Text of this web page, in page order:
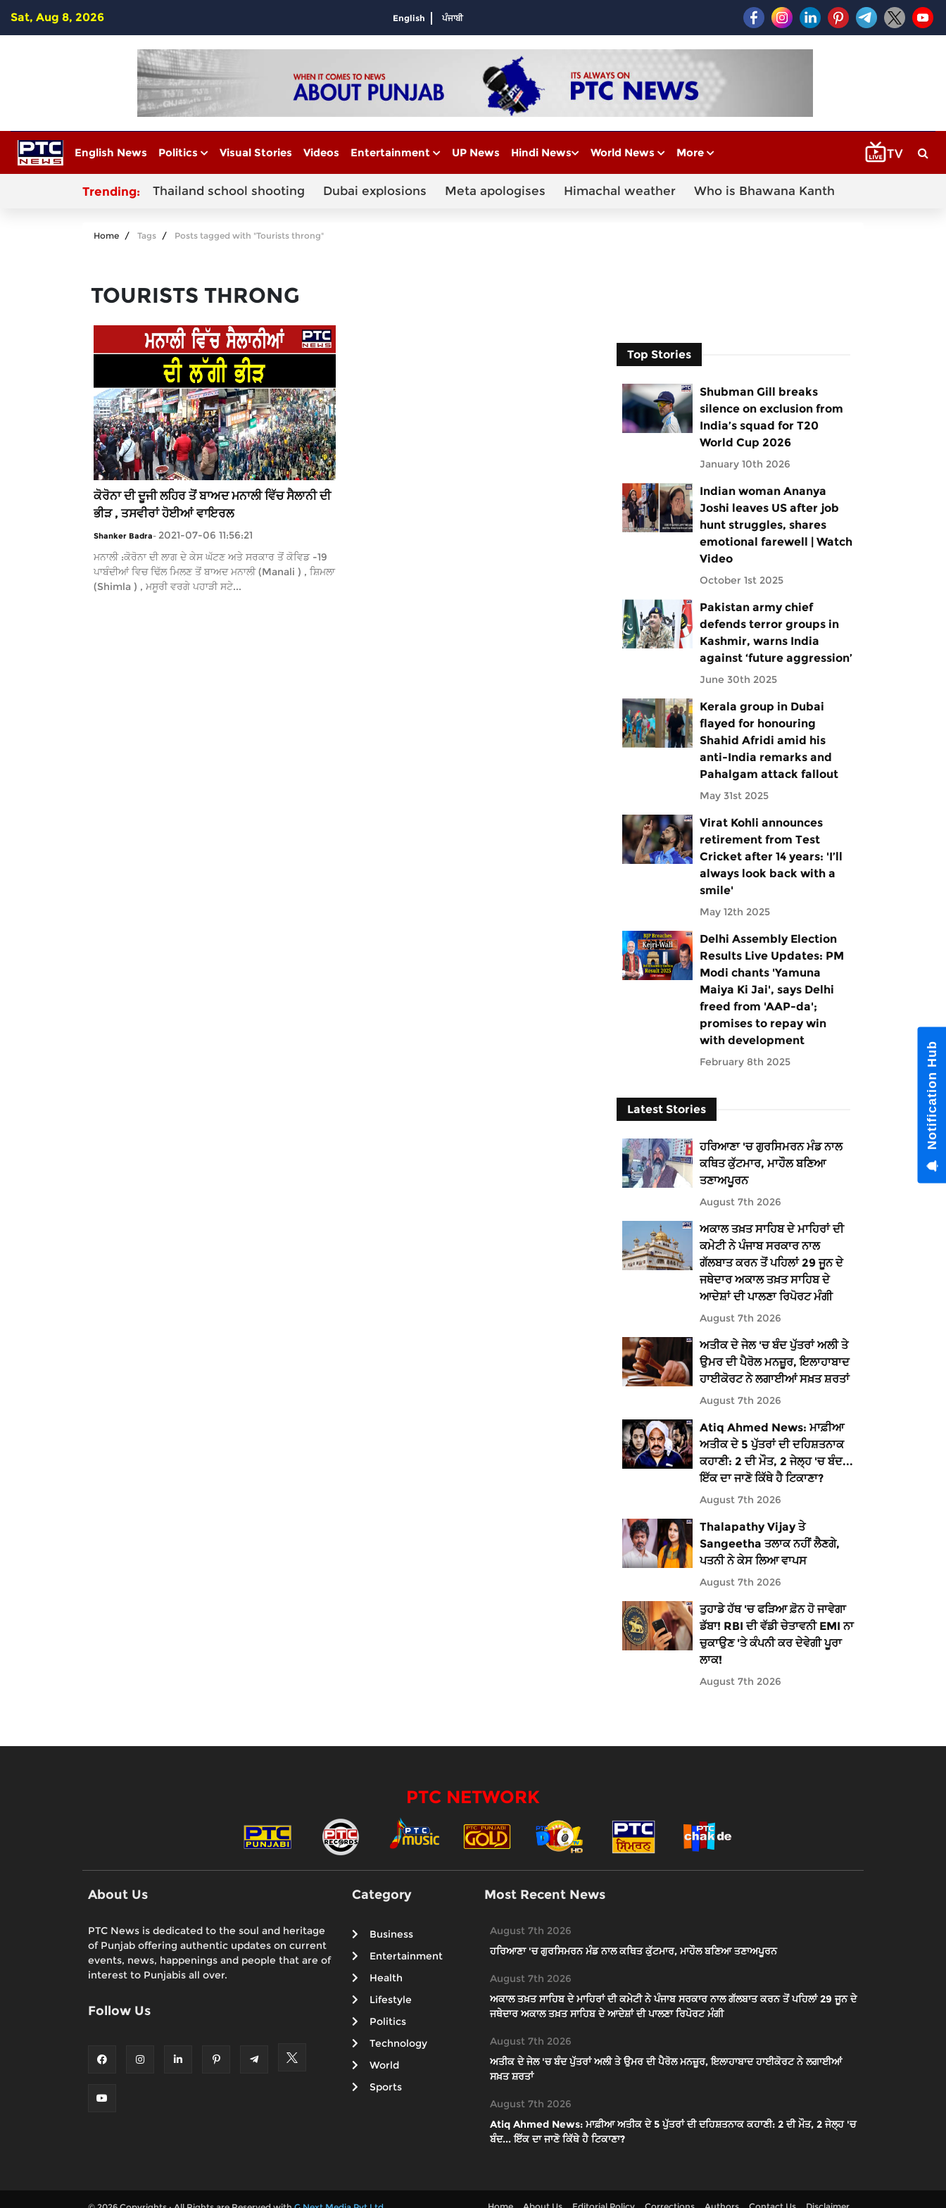
Sat, Aug 8, 2026 English ਪੰਜਾਬੀ
English News Politics Visual Stories Videos Entertainment UP News Hindi News World News More
Trending: Thailand school shooting Dubai explosions Meta apologises Himachal weather Who is Bhawana Kanth
Home Tags Posts tagged with "Tourists throng"
TOURISTS THRONG
ਕੋਰੋਨਾ ਦੀ ਦੂਜੀ ਲਹਿਰ ਤੋਂ ਬਾਅਦ ਮਨਾਲੀ ਵਿੱਚ ਸੈਲਾਨੀ ਦੀ
ਭੀੜ , ਤਸਵੀਰਾਂ ਹੋਈਆਂ ਵਾਇਰਲ
Shanker Badra- 2021-07-06 11:56:21
ਮਨਾਲੀ :ਕੋਰੋਨਾ ਦੀ ਲਾਗ ਦੇ ਕੇਸ ਘੱਟਣ ਅਤੇ ਸਰਕਾਰ ਤੋਂ ਕੋਵਿਡ -19
ਪਾਬੰਦੀਆਂ ਵਿਚ ਢਿੱਲ ਮਿਲਣ ਤੋਂ ਬਾਅਦ ਮਨਾਲੀ (Manali ) , ਸ਼ਿਮਲਾ
(Shimla ) , ਮਸੂਰੀ ਵਰਗੇ ਪਹਾੜੀ ਸਟੇ...
Top Stories
Shubman Gill breaks
silence on exclusion from
India’s squad for T20
World Cup 2026
January 10th 2026
Indian woman Ananya
Joshi leaves US after job
hunt struggles, shares
emotional farewell | Watch
Video
October 1st 2025
Pakistan army chief
defends terror groups in
Kashmir, warns India
against ‘future aggression’
June 30th 2025
Kerala group in Dubai
flayed for honouring
Shahid Afridi amid his
anti-India remarks and
Pahalgam attack fallout
May 31st 2025
Virat Kohli announces
retirement from Test
Cricket after 14 years: 'I’ll
always look back with a
smile'
May 12th 2025
Delhi Assembly Election
Results Live Updates: PM
Modi chants 'Yamuna
Maiya Ki Jai', says Delhi
freed from 'AAP-da';
promises to repay win
with development
February 8th 2025
Latest Stories
ਹਰਿਆਣਾ 'ਚ ਗੁਰਸਿਮਰਨ ਮੰਡ ਨਾਲ
ਕਥਿਤ ਕੁੱਟਮਾਰ, ਮਾਹੌਲ ਬਣਿਆ
ਤਣਾਅਪੂਰਨ
August 7th 2026
ਅਕਾਲ ਤਖ਼ਤ ਸਾਹਿਬ ਦੇ ਮਾਹਿਰਾਂ ਦੀ
ਕਮੇਟੀ ਨੇ ਪੰਜਾਬ ਸਰਕਾਰ ਨਾਲ
ਗੱਲਬਾਤ ਕਰਨ ਤੋਂ ਪਹਿਲਾਂ 29 ਜੂਨ ਦੇ
ਜਥੇਦਾਰ ਅਕਾਲ ਤਖ਼ਤ ਸਾਹਿਬ ਦੇ
ਆਦੇਸ਼ਾਂ ਦੀ ਪਾਲਣਾ ਰਿਪੋਰਟ ਮੰਗੀ
August 7th 2026
ਅਤੀਕ ਦੇ ਜੇਲ 'ਚ ਬੰਦ ਪੁੱਤਰਾਂ ਅਲੀ ਤੇ
ਉਮਰ ਦੀ ਪੈਰੋਲ ਮਨਜ਼ੂਰ, ਇਲਾਹਾਬਾਦ
ਹਾਈਕੋਰਟ ਨੇ ਲਗਾਈਆਂ ਸਖ਼ਤ ਸ਼ਰਤਾਂ
August 7th 2026
Atiq Ahmed News: ਮਾਫ਼ੀਆ
ਅਤੀਕ ਦੇ 5 ਪੁੱਤਰਾਂ ਦੀ ਦਹਿਸ਼ਤਨਾਕ
ਕਹਾਣੀ: 2 ਦੀ ਮੌਤ, 2 ਜੇਲ੍ਹ 'ਚ ਬੰਦ...
ਇੱਕ ਦਾ ਜਾਣੋ ਕਿੱਥੇ ਹੈ ਟਿਕਾਣਾ?
August 7th 2026
Thalapathy Vijay ਤੇ
Sangeetha ਤਲਾਕ ਨਹੀਂ ਲੈਣਗੇ,
ਪਤਨੀ ਨੇ ਕੇਸ ਲਿਆ ਵਾਪਸ
August 7th 2026
ਤੁਹਾਡੇ ਹੱਥ 'ਚ ਫੜਿਆ ਫ਼ੋਨ ਹੋ ਜਾਵੇਗਾ
ਡੱਬਾ! RBI ਦੀ ਵੱਡੀ ਚੇਤਾਵਨੀ EMI ਨਾ
ਚੁਕਾਉਣ 'ਤੇ ਕੰਪਨੀ ਕਰ ਦੇਵੇਗੀ ਪੂਰਾ
ਲਾਕ!
August 7th 2026
PTC NETWORK
About Us
PTC News is dedicated to the soul and heritage
of Punjab offering authentic updates on current
events, news, happenings and people that are of
interest to Punjabis all over.
Follow Us
Category
Business
Entertainment
Health
Lifestyle
Politics
Technology
World
Sports
Most Recent News
August 7th 2026
ਹਰਿਆਣਾ 'ਚ ਗੁਰਸਿਮਰਨ ਮੰਡ ਨਾਲ ਕਥਿਤ ਕੁੱਟਮਾਰ, ਮਾਹੌਲ ਬਣਿਆ ਤਣਾਅਪੂਰਨ
August 7th 2026
ਅਕਾਲ ਤਖ਼ਤ ਸਾਹਿਬ ਦੇ ਮਾਹਿਰਾਂ ਦੀ ਕਮੇਟੀ ਨੇ ਪੰਜਾਬ ਸਰਕਾਰ ਨਾਲ ਗੱਲਬਾਤ ਕਰਨ ਤੋਂ ਪਹਿਲਾਂ 29 ਜੂਨ ਦੇ
ਜਥੇਦਾਰ ਅਕਾਲ ਤਖ਼ਤ ਸਾਹਿਬ ਦੇ ਆਦੇਸ਼ਾਂ ਦੀ ਪਾਲਣਾ ਰਿਪੋਰਟ ਮੰਗੀ
August 7th 2026
ਅਤੀਕ ਦੇ ਜੇਲ 'ਚ ਬੰਦ ਪੁੱਤਰਾਂ ਅਲੀ ਤੇ ਉਮਰ ਦੀ ਪੈਰੋਲ ਮਨਜ਼ੂਰ, ਇਲਾਹਾਬਾਦ ਹਾਈਕੋਰਟ ਨੇ ਲਗਾਈਆਂ
ਸਖ਼ਤ ਸ਼ਰਤਾਂ
August 7th 2026
Atiq Ahmed News: ਮਾਫ਼ੀਆ ਅਤੀਕ ਦੇ 5 ਪੁੱਤਰਾਂ ਦੀ ਦਹਿਸ਼ਤਨਾਕ ਕਹਾਣੀ: 2 ਦੀ ਮੌਤ, 2 ਜੇਲ੍ਹ 'ਚ
ਬੰਦ... ਇੱਕ ਦਾ ਜਾਣੋ ਕਿੱਥੇ ਹੈ ਟਿਕਾਣਾ?
Notification Hub